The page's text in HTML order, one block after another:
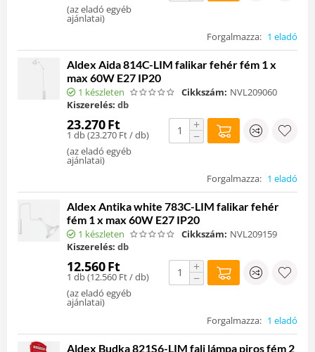
(az eladó egyéb
ajánlatai)
Forgalmazza: 1 eladó
Aldex Aida 814C-LIM falikar fehér fém 1 x
max 60W E27 IP20
1 készleten Cikkszám: NVL209060
Kiszerelés: db
23.270Ft
1 db (23.270 Ft/ db)
(az eladó egyéb
ajánlatai)
+
−
Forgalmazza: 1 eladó
Aldex Antika white 783C-LIM falikar fehér
fém 1 x max 60W E27 IP20
1 készleten Cikkszám: NVL209159
Kiszerelés: db
12.560Ft
1 db (12.560 Ft/ db)
(az eladó egyéb
ajánlatai)
+
−
Forgalmazza: 1 eladó
Aldex Budka 821S6-LIM fali lámpa piros fém 2